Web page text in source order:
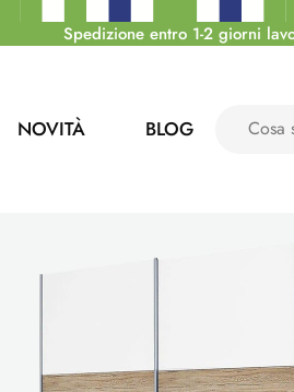
Spedizione entro 1-2 giorni
NOVITÀ BLOG